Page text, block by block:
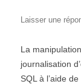
Laisser une
La
journalisation
SQL à l’aide